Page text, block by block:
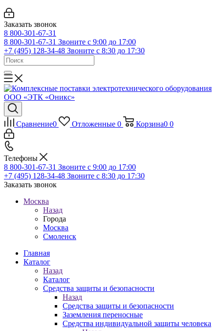
Заказать звонок
8 800-301-67-31
8 800-301-67-31 Звоните с 9:00 до 17:00
+7 (495) 128-34-48 Звоните с 8:30 до 17:30
Сравнение0 Отложенные 0 Корзина0 0
Телефоны
8 800-301-67-31 Звоните с 9:00 до 17:00
+7 (495) 128-34-48 Звоните с 8:30 до 17:30
Заказать звонок
Москва
Назад
Города
Москва
Смоленск
Главная
Каталог
Назад
Каталог
Средства защиты и безопасности
Назад
Средства защиты и безопасности
Заземления переносные
Средства индивидуальной защиты человека